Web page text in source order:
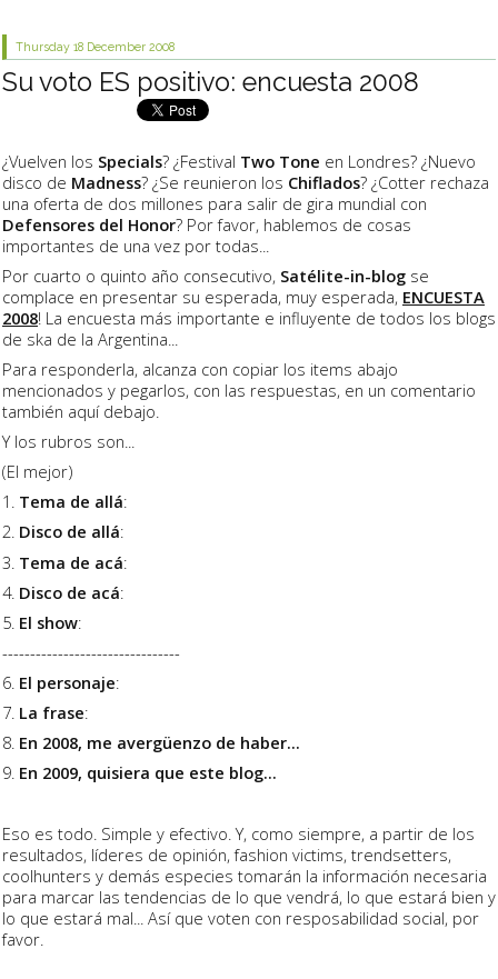
Thursday 18 December 2008
Su voto ES positivo: encuesta 2008
¿Vuelven los Specials? ¿Festival Two Tone en Londres? ¿Nuevo
disco de Madness? ¿Se reunieron los Chiflados? ¿Cotter rechaza
una oferta de dos millones para salir de gira mundial con
Defensores del Honor? Por favor, hablemos de cosas
importantes de una vez por todas...
Por cuarto o quinto año consecutivo, Satélite-in-blog se
complace en presentar su esperada, muy esperada, ENCUESTA
2008! La encuesta más importante e influyente de todos los blogs
de ska de la Argentina...
Para responderla, alcanza con copiar los items abajo
mencionados y pegarlos, con las respuestas, en un comentario
también aquí debajo.
Y los rubros son...
(El mejor)
1. Tema de allá:
2. Disco de allá:
3. Tema de acá:
4. Disco de acá:
5. El show:
--------------------------------
6. El personaje:
7. La frase:
8. En 2008, me avergüenzo de haber...
9. En 2009, quisiera que este blog...
Eso es todo. Simple y efectivo. Y, como siempre, a partir de los
resultados, líderes de opinión, fashion victims, trendsetters,
coolhunters y demás especies tomarán la información necesaria
para marcar las tendencias de lo que vendrá, lo que estará bien y
lo que estará mal... Así que voten con resposabilidad social, por
favor.